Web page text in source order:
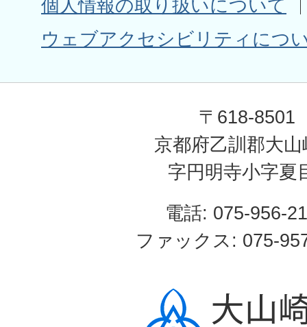
個人情報の取り扱いについて
ウェブアクセシビリティにつ
〒618-8501
京都府乙訓郡大山
字円明寺小字夏
電話: 075-956-
ファックス: 075-